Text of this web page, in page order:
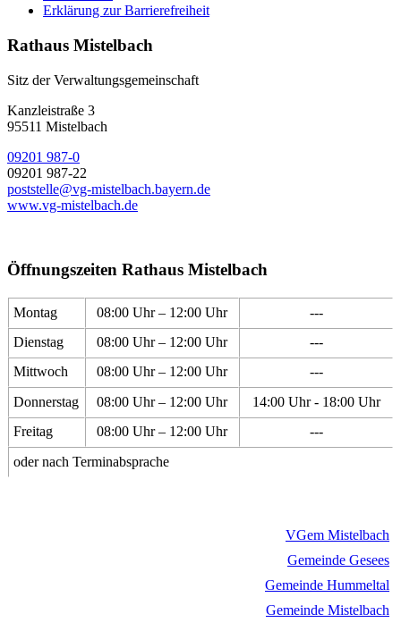
Erklärung zur Barrierefreiheit
Rathaus Mistelbach
Sitz der Verwaltungsgemeinschaft
Kanzleistraße 3
95511 Mistelbach
09201 987-0
09201 987-22
poststelle@vg-mistelbach.bayern.de
www.vg-mistelbach.de
Öffnungszeiten Rathaus Mistelbach
Montag 08:00 Uhr – 12:00 Uhr
---
Dienstag
08:00 Uhr – 12:00 Uhr
---
Mittwoch
08:00 Uhr – 12:00 Uhr
---
Donnerstag
08:00 Uhr – 12:00 Uhr
14:00 Uhr - 18:00 Uhr
Freitag
08:00 Uhr – 12:00 Uhr
---
oder nach Terminabsprache
VGem Mistelbach
Gemeinde Gesees
Gemeinde Hummeltal
Gemeinde Mistelbach